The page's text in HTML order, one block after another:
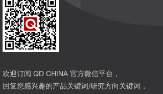
欢迎订阅 QD CHINA 官方微信平台，
回复您感兴趣的产品关键词/研究方向关键词，